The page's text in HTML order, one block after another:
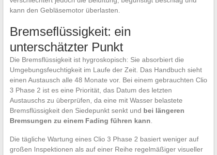
kann den Gebläsemotor überlasten.
Bremseflüssigkeit: ein
unterschätzter Punkt
Die Bremsflüssigkeit ist hygroskopisch: Sie absorbiert die
Umgebungsfeuchtigkeit im Laufe der Zeit. Das Handbuch sieht
einen Austausch alle 48 Monate vor. Bei einem gebrauchten Clio
3 Phase 2 ist es eine Priorität, das Datum des letzten
Austauschs zu überprüfen, da eine mit Wasser belastete
Bremsflüssigkeit den Siedepunkt senkt und bei längeren
Bremsungen zu einem Fading führen kann.
Die tägliche Wartung eines Clio 3 Phase 2 basiert weniger auf
großen Inspektionen als auf einer Reihe regelmäßiger visueller